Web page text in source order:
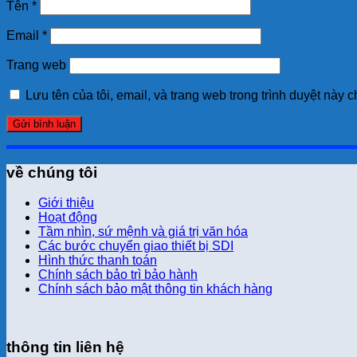
Tên *
Email *
Trang web
Lưu tên của tôi, email, và trang web trong trình duyệt này
về chúng tôi
Giới thiệu
Hoạt động
Tầm nhìn, sứ mệnh và giá trị văn hóa
Các bước chuyển giao thiết bị SDI
Hình thức thanh toán
Chính sách bảo trì bảo hành
Chính sách bảo mật thông tin khách hàng
thông tin liên hệ